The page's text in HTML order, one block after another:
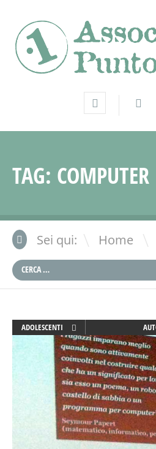
TAG: COMPUTER
Sei qui: Home \
ADOLESCENTI
CREATIVITÀ
DOCENTI
EDUCATORE
FAMIGLIA